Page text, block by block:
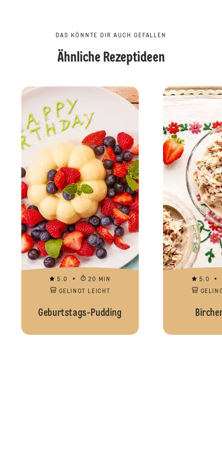
DAS KÖNNTE DIR AUCH GEFALLEN
Ähnliche Rezeptideen
5.0
20 MIN
GELINGT LEICHT
Geburtstags-Pudding
5.0